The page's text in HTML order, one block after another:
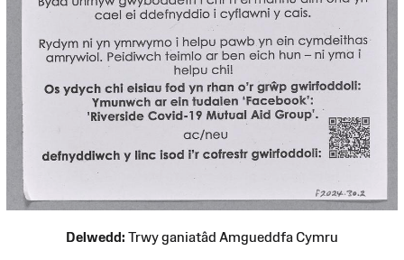
Delwedd: Trwy ganiatâd Amgueddfa Cymru